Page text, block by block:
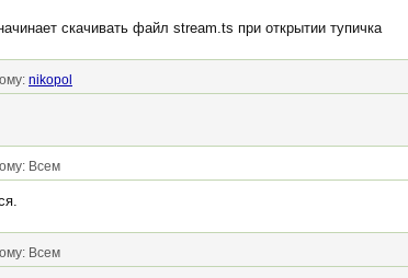
скачивать файл stream.ts при открытии тупичка
nikopol
Всем
Всем